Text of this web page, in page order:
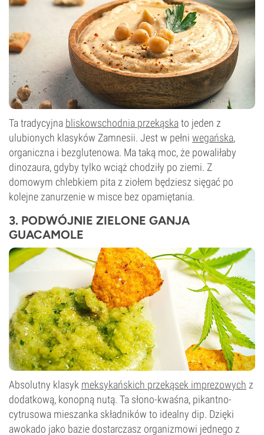
Ta tradycyjna bliskowschodnia przekąskato jeden z
ulubionych klasyków Zamnesii. Jest w pełni wegańska,
organiczna i bezglutenowa. Ma taką moc, że powaliłaby
dinozaura, gdyby tylko wciąż chodziły po ziemi. Z
domowym chlebkiem pita z ziołem będziesz sięgać po
kolejne zanurzenie w misce bez opamiętania.
3. PODWÓJNIE ZIELONE GANJA
GUACAMOLE
Absolutny klasyk meksykańskich przekąsek imprezowych z
dodatkową, konopną nutą. Ta słono-kwaśna, pikantno-
cytrusowa mieszanka składników to idealny dip. Dzięki
awokado jako bazie dostarczasz organizmowi jednego z